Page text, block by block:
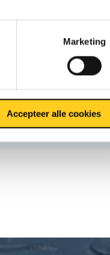
Marketing
Accepteer alle cookies